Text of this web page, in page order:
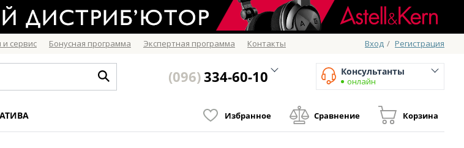
и сервис Бонусная программа Экспертная программа Контакты Вход / Регистрация
(096)334-60-10 Консультанты
онлайн
Избранное Сравнение Корзина